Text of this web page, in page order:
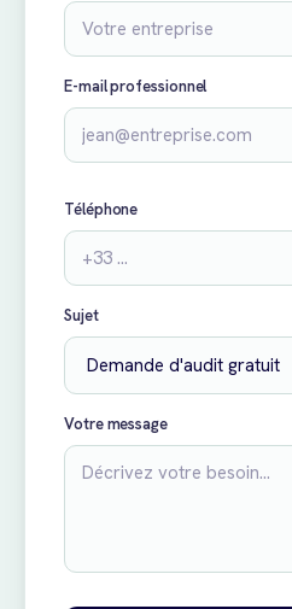
E-mail professionnel
Téléphone
Sujet
Votre message